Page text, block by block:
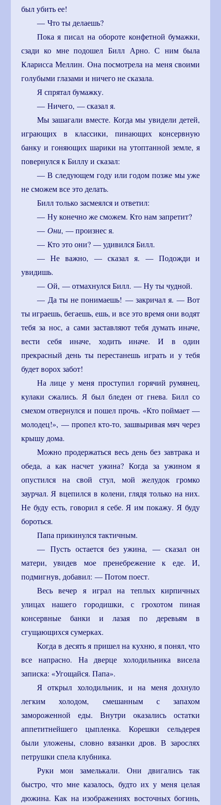
был убить ее!
— Что ты делаешь?
Пока я писал на обороте конфетной бумажки,
сзади ко мне подошел Билл Арно. С ним была
Кларисса Меллин. Она посмотрела на меня своими
голубыми глазами и ничего не сказала.
Я спрятал бумажку.
— Ничего, — сказал я.
Мы зашагали вместе. Когда мы увидели детей,
играющих в классики, пинающих консервную
банку и гоняющих шарики на утоптанной земле, я
повернулся к Биллу и сказал:
— В следующем году или годом позже мы уже
не сможем все это делать.
Билл только засмеялся и ответил:
— Ну конечно же сможем. Кто нам запретит?
— Они, — произнес я.
— Кто это они? — удивился Билл.
— Не важно, — сказал я. — Подожди и
увидишь.
— Ой, — отмахнулся Билл. — Ну ты чудной.
— Да ты не понимаешь! — закричал я. — Вот
ты играешь, бегаешь, ешь, и все это время они водят
тебя за нос, а сами заставляют тебя думать иначе,
вести себя иначе, ходить иначе. И в один
прекрасный день ты перестанешь играть и у тебя
будет ворох забот!
На лице у меня проступил горячий румянец,
кулаки сжались. Я был бледен от гнева. Билл со
смехом отвернулся и пошел прочь. «Кто поймает —
молодец!», — пропел кто-то, зашвыривая мяч через
крышу дома.
Можно продержаться весь день без завтрака и
обеда, а как насчет ужина? Когда за ужином я
опустился на свой стул, мой желудок громко
заурчал. Я вцепился в колени, глядя только на них.
Не буду есть, говорил я себе. Я им покажу. Я буду
бороться.
Папа прикинулся тактичным.
— Пусть остается без ужина, — сказал он
матери, увидев мое пренебрежение к еде. И,
подмигнув, добавил: — Потом поест.
Весь вечер я играл на теплых кирпичных
улицах нашего городишки, с грохотом пиная
консервные банки и лазая по деревьям в
сгущающихся сумерках.
Когда в десять я пришел на кухню, я понял, что
все напрасно. На дверце холодильника висела
записка: «Угощайся. Папа».
Я открыл холодильник, и на меня дохнуло
легким холодом, смешанным с запахом
замороженной еды. Внутри оказались остатки
аппетитнейшего цыпленка. Корешки сельдерея
были уложены, словно вязанки дров. В зарослях
петрушки спела клубника.
Руки мои замелькали. Они двигались так
быстро, что мне казалось, будто их у меня целая
дюжина. Как на изображениях восточных богинь,